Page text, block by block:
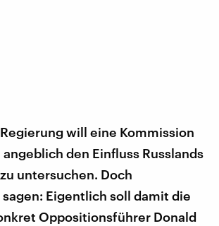
will eine Kommission
den Einfluss Russlands
untersuchen. Doch
Eigentlich soll damit die
Oppositionsführer Donald